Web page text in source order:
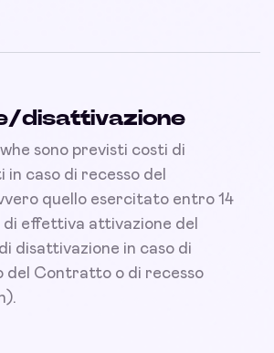
disattivazione
sono previsti costi di
caso di recesso del
quello esercitato entro 14
effettiva attivazione del
disattivazione in caso di
del Contratto o di recesso